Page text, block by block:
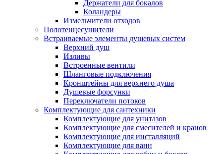
Держатели для бокалов
Коландеры
Измельчители отходов
Полотенцесушители
Встраиваемые элементы душевых систем
Верхний душ
Изливы
Встроенные вентили
Шланговые подключения
Кронштейны для верхнего душа
Душевые форсунки
Переключатели потоков
Комплектующие для сантехники
Комплектующие для унитазов
Комплектующие для смесителей и кранов
Комплектующие для инсталляций
Комплектующие для ванн